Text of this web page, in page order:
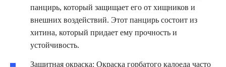
панцирь, который защищает его от хищников и
внешних воздействий. Этот панцирь состоит из
хитина, который придает ему прочность и
устойчивость.
Защитная окраска: Окраска горбатого калоеда часто